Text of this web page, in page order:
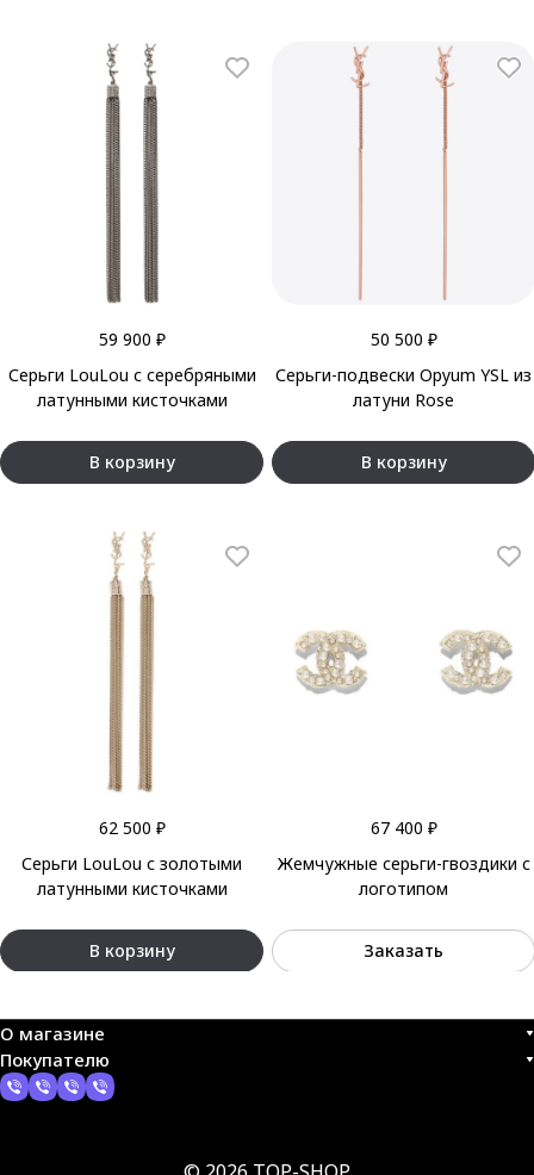
59 900 ₽
Серьги LouLou с серебряными
латунными кисточками
В корзину
50 500 ₽
Серьги-подвески Opyum YSL из
латуни Rose
В корзину
62 500 ₽
Серьги LouLou с золотыми
латунными кисточками
В корзину
67 400 ₽
Жемчужные серьги-гвоздики с
логотипом
Заказать
О магазине
Покупателю